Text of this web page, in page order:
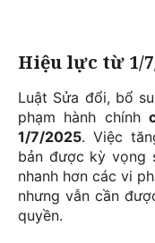
Hiệu lực từ 1/
Luật Sửa đổi, bổ
phạm hành chính
1/7/2025. Việc
bản được kỳ vọng
nhanh hơn các vi
nhưng vẫn cần
quyền.